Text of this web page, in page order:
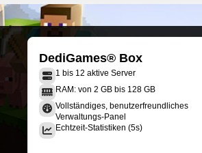
DediGames® Box
1 bis 12 aktive Server
RAM: von 2 GB bis 128 GB
Vollständiges, benutzerfreundliches
Verwaltungs-Panel
Echtzeit-Statistiken (5s)